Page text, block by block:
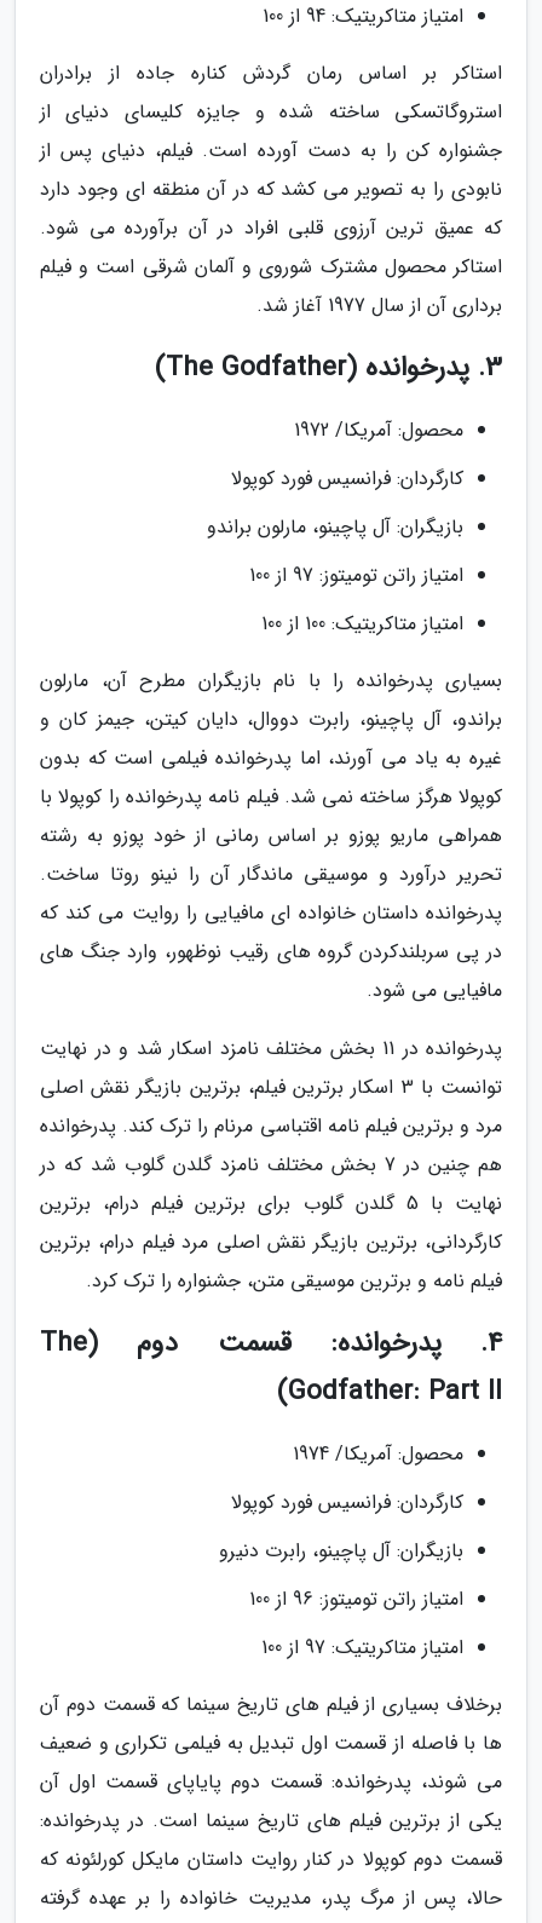
امتیاز متاکریتیک: 94 از 100
استاکر بر اساس رمان گردش کناره جاده از برادران
استروگاتسکی ساخته شده و جایزه کلیسای دنیای از
جشنواره کن را به دست آورده است. فیلم، دنیای پس از
نابودی را به تصویر می کشد که در آن منطقه ای وجود دارد
که عمیق ترین آرزوی قلبی افراد در آن برآورده می شود.
استاکر محصول مشترک شوروی و آلمان شرقی است و فیلم
برداری آن از سال 1977 آغاز شد.
3. پدرخوانده (The Godfather)
محصول: آمریکا/ 1972
کارگردان: فرانسیس فورد کوپولا
بازیگران: آل پاچینو، مارلون براندو
امتیاز راتن تومیتوز: 97 از 100
امتیاز متاکریتیک: 100 از 100
بسیاری پدرخوانده را با نام بازیگران مطرح آن، مارلون
براندو، آل پاچینو، رابرت دووال، دایان کیتن، جیمز کان و
غیره به یاد می آورند، اما پدرخوانده فیلمی است که بدون
کوپولا هرگز ساخته نمی شد. فیلم نامه پدرخوانده را کوپولا با
همراهی ماریو پوزو بر اساس رمانی از خود پوزو به رشته
تحریر درآورد و موسیقی ماندگار آن را نینو روتا ساخت.
پدرخوانده داستان خانواده ای مافیایی را روایت می کند که
در پی سربلندکردن گروه های رقیب نوظهور، وارد جنگ های
مافیایی می شود.
پدرخوانده در 11 بخش مختلف نامزد اسکار شد و در نهایت
توانست با 3 اسکار برترین فیلم، برترین بازیگر نقش اصلی
مرد و برترین فیلم نامه اقتباسی مرنام را ترک کند. پدرخوانده
هم چنین در 7 بخش مختلف نامزد گلدن گلوب شد که در
نهایت با 5 گلدن گلوب برای برترین فیلم درام، برترین
کارگردانی، برترین بازیگر نقش اصلی مرد فیلم درام، برترین
فیلم نامه و برترین موسیقی متن، جشنواره را ترک کرد.
4. پدرخوانده: قسمت دوم (The
Godfather: Part II)
محصول: آمریکا/ 1974
کارگردان: فرانسیس فورد کوپولا
بازیگران: آل پاچینو، رابرت دنیرو
امتیاز راتن تومیتوز: 96 از 100
امتیاز متاکریتیک: 97 از 100
برخلاف بسیاری از فیلم های تاریخ سینما که قسمت دوم آن
ها با فاصله از قسمت اول تبدیل به فیلمی تکراری و ضعیف
می شوند، پدرخوانده: قسمت دوم پایاپای قسمت اول آن
یکی از برترین فیلم های تاریخ سینما است. در پدرخوانده:
قسمت دوم کوپولا در کنار روایت داستان مایکل کورلئونه که
حالا، پس از مرگ پدر، مدیریت خانواده را بر عهده گرفته